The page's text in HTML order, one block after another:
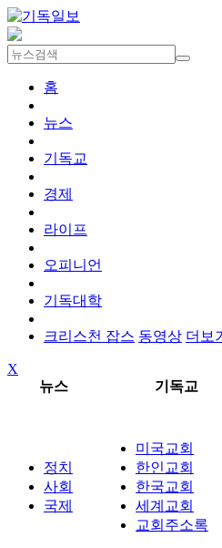
홈
뉴스
기독교
경제
라이프
오피니언
기독대학
크리스천 잡스 동영상 더보기
X
뉴스
기독교
정치
사회
국제
미국교회
한인교회
한국교회
세계교회
교회주소록